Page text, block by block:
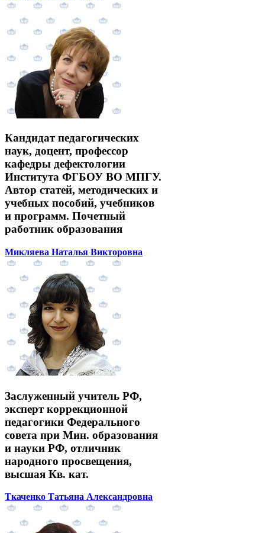
Кандидат педагогических
наук, доцент, профессор
кафедры дефектологии
Института ФГБОУ ВО МПГУ.
Автор статей, методических и
учебных пособий, учебников
и программ. Почетный
работник образования
Микляева Наталья Викторовна
Заслуженный учитель РФ,
эксперт коррекционной
педагогики Федерального
совета при Мин. образования
и науки РФ, отличник
народного просвещения,
высшая Кв. кат.
Ткаченко Татьяна Александровна